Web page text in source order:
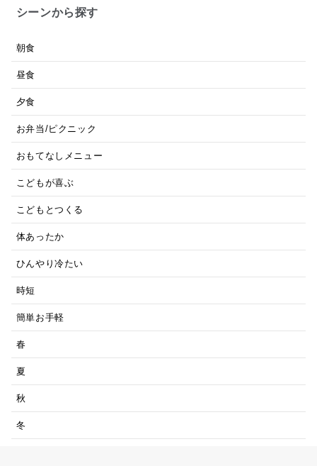
シーンから探す
朝食
昼食
夕食
お弁当/ピクニック
おもてなしメニュー
こどもが喜ぶ
こどもとつくる
体あったか
ひんやり冷たい
時短
簡単お手軽
春
夏
秋
冬